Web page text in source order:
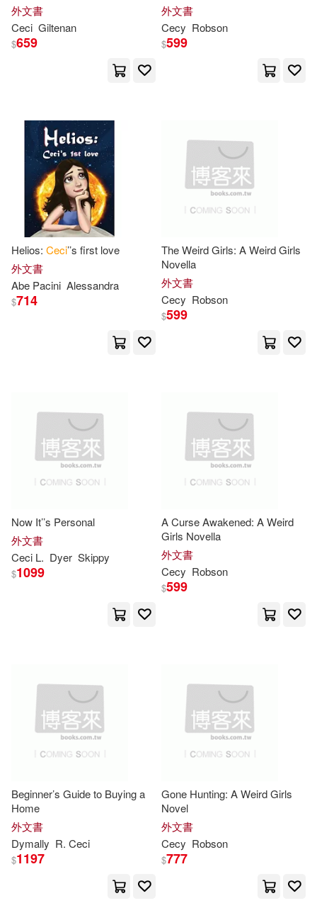
Stephen J./ Williams(1)
Susana/ Langemeier(1)
Tadfor(1) Tanya (ILT)(1)
Taylor(1)
Urie (EDT)/ McClelland(1)
Vincenzo (ART)/ de la Cruz(1)
Virginia Savage/ Winters(1)
Wald(1) Waldrop(1)
Wendy M. (EDT)(1)
Wilhite(1)
Willis Ceci/ MacKintosh(1)
Wilson(1)
艾莉絲‧迪艾波(1)
外文書
Ceci Giltenan
$659
外文書
Cecy Robson
$599
Helios: Ceci’’s first love
外文書
Abe Pacini Alessandra
$714
The Weird Girls: A Weird Girls
Novella
外文書
Cecy Robson
$599
Now It’’s Personal
外文書
Ceci L. Dyer Skippy
$1099
A Curse Awakened: A Weird
Girls Novella
外文書
Cecy Robson
$599
Beginner’s Guide to Buying a
Home
外文書
Dymally R. Ceci
$1197
Gone Hunting: A Weird Girls
Novel
外文書
Cecy Robson
$777